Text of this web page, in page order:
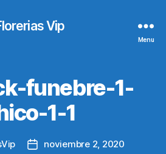
Vip
Menu
funebre-1-
1-1
Postnoviembre 2, 2020